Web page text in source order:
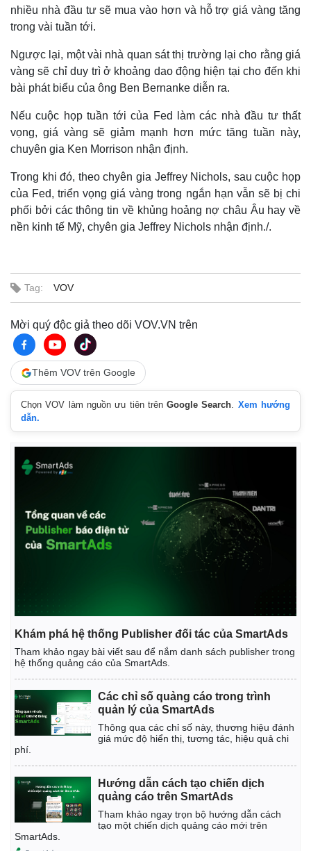
Thế giới
Quan sát
Cuộc sống đó đây
Hồ sơ
Multimedia
Video
Ảnh
Infographic
Bất động sản
Khởi nghiệp
Giá vàng
Tiêu dùng
Chứng khoán
nhiều nhà đầu tư sẽ mua vào hơn và hỗ trợ giá vàng tăng
trong vài tuần tới.
Ngược lại, một vài nhà quan sát thị trường lại cho rằng giá
vàng sẽ chỉ duy trì ở khoảng dao động hiện tại cho đến khi
bài phát biểu của ông Ben Bernanke diễn ra.
Nếu cuộc họp tuần tới của Fed làm các nhà đầu tư thất
vọng, giá vàng sẽ giảm mạnh hơn mức tăng tuần này,
chuyên gia Ken Morrison nhận định.
Trong khi đó, theo chyên gia Jeffrey Nichols, sau cuộc họp
của Fed, triển vọng giá vàng trong ngắn hạn vẫn sẽ bị chi
phối bởi các thông tin về khủng hoảng nợ châu Âu hay về
nền kinh tế Mỹ, chyên gia Jeffrey Nichols nhận định./.
Tag: VOV
Mời quý độc giả theo dõi VOV.VN trên
Thêm VOV trên Google
Chọn VOV làm nguồn ưu tiên trênGoogle Search. Xem hướng
dẫn.
Khám phá hệ thống Publisher đối tác của SmartAds
Tham khảo ngay bài viết sau để nắm danh sách publisher trong
hệ thống quảng cáo của SmartAds.
Các chỉ số quảng cáo trong trình
quản lý của SmartAds
Thông qua các chỉ số này, thương hiệu đánh
giá mức độ hiển thị, tương tác, hiệu quả chi
phí.
Hướng dẫn cách tạo chiến dịch
quảng cáo trên SmartAds
Tham khảo ngay trọn bộ hướng dẫn cách
tạo một chiến dịch quảng cáo mới trên
SmartAds.